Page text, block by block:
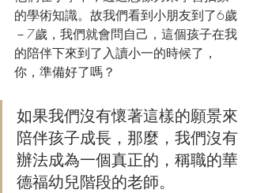
的學術知識。故我們看到小朋友到了6歲
－7歲，我們就會問自己，這個孩子在我
的陪伴下來到了入讀小一的時候了，
你，準備好了嗎？
如果我們沒有懷著這樣的願景來
陪伴孩子成長，那麼，我們沒有
辦法成為一個真正的，稱職的華
德福幼兒階段的老師。